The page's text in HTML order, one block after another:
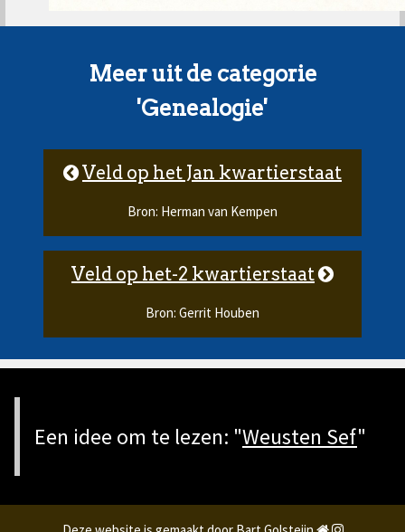
Meer uit de categorie
'Genealogie'
Veld op het Jan kwartierstaat
Bron: Herman van Kempen
Veld op het-2 kwartierstaat
Bron: Gerrit Houben
Een idee om te lezen: "Weusten Sef"